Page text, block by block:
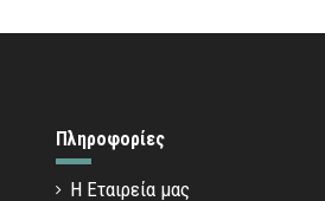
Πληροφορίες
Η Εταιρεία μας